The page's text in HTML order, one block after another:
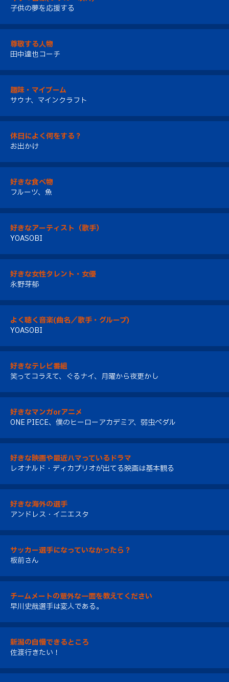
子供の夢を応援する
尊敬する人物
田中達也コーチ
趣味・マイブーム
サウナ、マインクラフト
休日によく何をする？
お出かけ
好きな食べ物
フルーツ、魚
好きなアーティスト（歌手）
YOASOBI
好きな女性タレント・女優
永野芽郁
よく聴く音楽(曲名／歌手・グループ)
YOASOBI
好きなテレビ番組
笑ってコラえて、ぐるナイ、月曜から夜更かし
好きなマンガorアニメ
ONE PIECE、僕のヒーローアカデミア、弱虫ペダル
好きな映画や最近ハマっているドラマ
レオナルド・ディカプリオが出てる映画は基本観る
好きな海外の選手
アンドレス・イニエスタ
サッカー選手になっていなかったら？
板前さん
チームメートの意外な一面を教えてください
早川史哉選手は変人である。
新潟の自慢できるところ
佐渡行きたい！